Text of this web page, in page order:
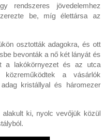
rendszeres jövedelemhez
be, míg élettársa az
osztották adagokra, és ott
bevonták a nő két lányát és
a lakókörnyezet és az utca
közreműködtek a vásárlók
kristállyal és háromezer
alakult ki, nyolc vevőjük közül